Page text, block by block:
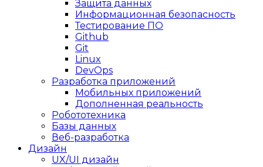
Защита данных
Информационная безопасность
Тестирование ПО
Github
Git
Linux
DevOps
Разработка приложений
Мобильных приложений
Дополненная реальность
Робототехника
Базы данных
Веб-разработка
Дизайн
UX/UI дизайн